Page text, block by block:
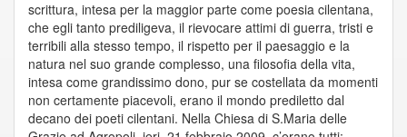
scrittura, intesa per la maggior parte come poesia cilentana,
che egli tanto prediligeva, il rievocare attimi di guerra, tristi e
terribili alla stesso tempo, il rispetto per il paesaggio e la
natura nel suo grande complesso, una filosofia della vita,
intesa come grandissimo dono, pur se costellata da momenti
non certamente piacevoli, erano il mondo prediletto dal
decano dei poeti cilentani. Nella Chiesa di S.Maria delle